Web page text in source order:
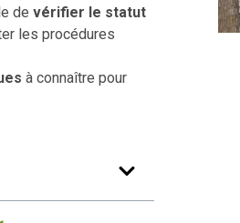
de vérifier le statut
les procédures
à connaître pour